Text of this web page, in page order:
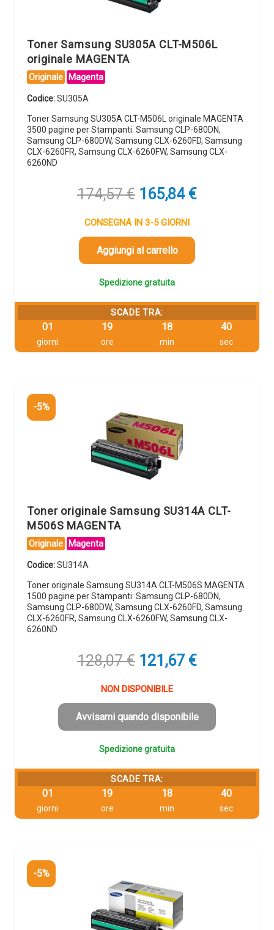
Toner Samsung SU305A CLT-M506L
originale MAGENTA
Originale Magenta
Codice:SU305A
Toner Samsung SU305A CLT-M506L originale MAGENTA
3500 pagine per Stampanti: Samsung CLP-680DN,
Samsung CLP-680DW, Samsung CLX-6260FD, Samsung
CLX-6260FR, Samsung CLX-6260FW, Samsung CLX-
6260ND
174,57€ Il
originale
era:
174,57 €.
165,84 €Il
CONSEGNA IN 3-5 GIORNI
Aggiungi al carrello
Spedizione gratuita
SCADE TRA:
01
giorni
19
ore
18
min
39
sec
-5%
Toner originale Samsung SU314A CLT-
M506S MAGENTA
Originale Magenta
Codice:SU314A
Toner originale Samsung SU314A CLT-M506S MAGENTA
1500 pagine per Stampanti: Samsung CLP-680DN,
Samsung CLP-680DW, Samsung CLX-6260FD, Samsung
CLX-6260FR, Samsung CLX-6260FW, Samsung CLX-
6260ND
128,07€ Il
originale
era:
128,07 €.
121,67 €Il
è:
121,67 €.
NON DISPONIBILE
Avvisami quando disponibile
Spedizione gratuita
SCADE TRA:
01
giorni
19
ore
18
min
39
sec
-5%